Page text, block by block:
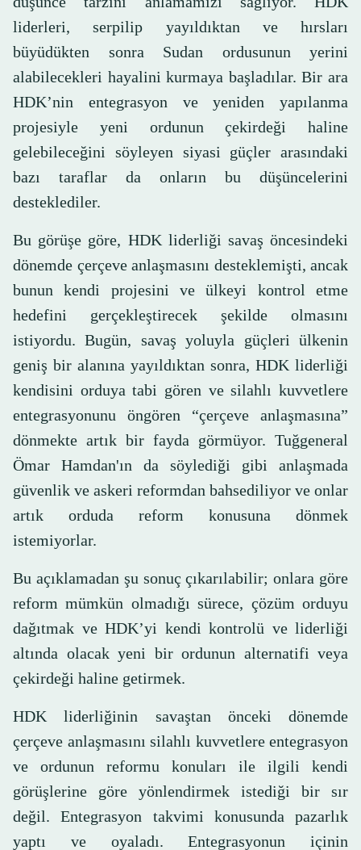
liderleri, serpilip yayıldıktan ve hırsları
büyüdükten sonra Sudan ordusunun yerini
alabilecekleri hayalini kurmaya başladılar. Bir ara
HDK’nin entegrasyon ve yeniden yapılanma
projesiyle yeni ordunun çekirdeği haline
gelebileceğini söyleyen siyasi güçler arasındaki
bazı taraflar da onların bu düşüncelerini
desteklediler.
Bu görüşe göre, HDK liderliği savaş öncesindeki
dönemde çerçeve anlaşmasını desteklemişti, ancak
bunun kendi projesini ve ülkeyi kontrol etme
hedefini gerçekleştirecek şekilde olmasını
istiyordu. Bugün, savaş yoluyla güçleri ülkenin
geniş bir alanına yayıldıktan sonra, HDK liderliği
kendisini orduya tabi gören ve silahlı kuvvetlere
entegrasyonunu öngören “çerçeve anlaşmasına”
dönmekte artık bir fayda görmüyor. Tuğgeneral
Ömar Hamdan'ın da söylediği gibi anlaşmada
güvenlik ve askeri reformdan bahsediliyor ve onlar
artık orduda reform konusuna dönmek
istemiyorlar.
Bu açıklamadan şu sonuç çıkarılabilir; onlara göre
reform mümkün olmadığı sürece, çözüm orduyu
dağıtmak ve HDK’yi kendi kontrolü ve liderliği
altında olacak yeni bir ordunun alternatifi veya
çekirdeği haline getirmek.
HDK liderliğinin savaştan önceki dönemde
çerçeve anlaşmasını silahlı kuvvetlere entegrasyon
ve ordunun reformu konuları ile ilgili kendi
görüşlerine göre yönlendirmek istediği bir sır
değil. Entegrasyon takvimi konusunda pazarlık
yaptı ve oyaladı. Entegrasyonun içinin